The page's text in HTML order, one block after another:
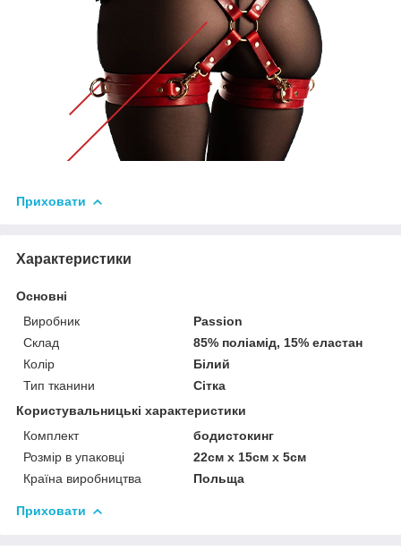
Приховати
Характеристики
Основні
Виробник
Passion
Склад
85% поліамід, 15% еластан
Колір
Білий
Тип тканини
Сітка
Користувальницькі характеристики
Комплект
бодистокинг
Розмір в упаковці
22см х 15см х 5см
Країна виробництва
Польща
Приховати